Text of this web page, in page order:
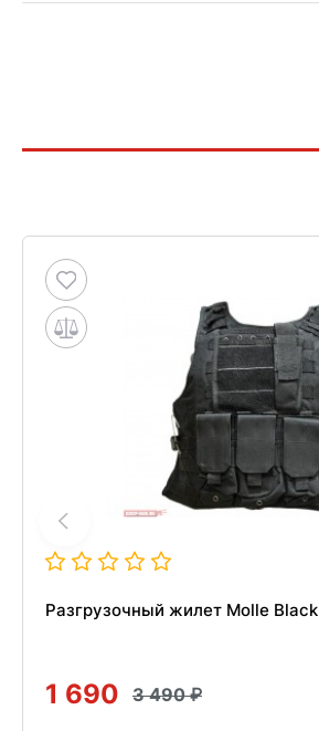
Разгрузочный жилет Molle Black
1 690 3 490